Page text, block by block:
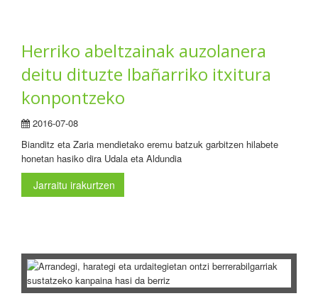
Herriko abeltzainak auzolanera
deitu dituzte Ibañarriko itxitura
konpontzeko
2016-07-08
Bianditz eta Zaria mendietako eremu batzuk garbitzen hilabete
honetan hasiko dira Udala eta Aldundia
Jarraitu irakurtzen